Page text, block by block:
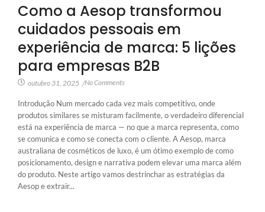
Como a Aesop transformou
cuidados pessoais em
experiência de marca: 5 lições
para empresas B2B
outubro 31, 2025 /No Comments
Introdução Num mercado cada vez mais competitivo, onde
produtos similares se misturam facilmente, o verdadeiro diferencial
está na experiência de marca — no que a marca representa, como
se comunica e como se conecta com o cliente. A Aesop, marca
australiana de cosméticos de luxo, é um ótimo exemplo de como
posicionamento, design e narrativa podem elevar uma marca além
do produto. Neste artigo vamos destrinchar as estratégias da
Aesop e extrair...